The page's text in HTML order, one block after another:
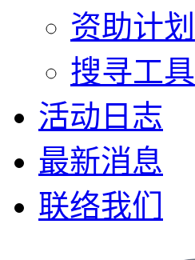
资助计划
搜寻工具
活动日志
最新消息
联络我们